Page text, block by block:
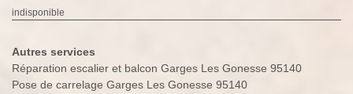
indisponible
Autres services
Réparation escalier et balcon Garges Les Gonesse 95140
Pose de carrelage Garges Les Gonesse 95140